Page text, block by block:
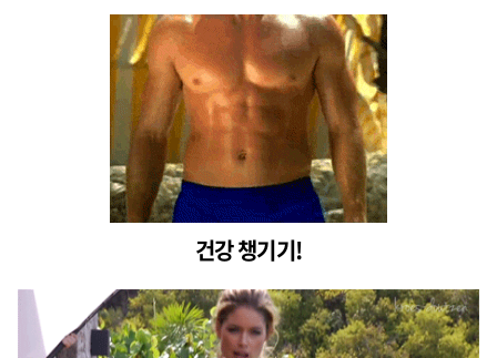
건강 챙기기!